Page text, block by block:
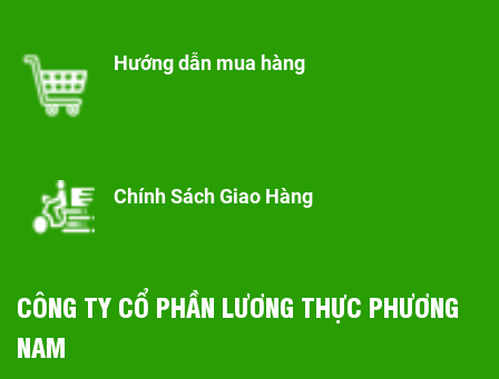
Hướng dẫn mua hàng
Chính Sách Giao Hàng
CÔNG TY CỔ PHẦN LƯƠNG THỰC PHƯƠNG
NAM